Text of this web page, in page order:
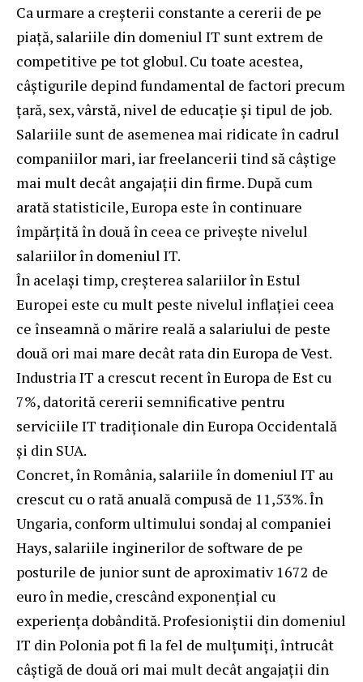
Ca urmare a creșterii constante a cererii de pe
piață, salariile din domeniul IT sunt extrem de
competitive pe tot globul. Cu toate acestea,
câștigurile depind fundamental de factori precum
țară, sex, vârstă, nivel de educație și tipul de job.
Salariile sunt de asemenea mai ridicate în cadrul
companiilor mari, iar freelancerii tind să câștige
mai mult decât angajații din firme. După cum
arată statisticile, Europa este în continuare
împărțită în două în ceea ce privește nivelul
salariilor în domeniul IT.
În același timp, creșterea salariilor în Estul
Europei este cu mult peste nivelul inflației ceea
ce înseamnă o mărire reală a salariului de peste
două ori mai mare decât rata din Europa de Vest.
Industria IT a crescut recent în Europa de Est cu
7%, datorită cererii semnificative pentru
serviciile IT tradiționale din Europa Occidentală
și din SUA.
Concret, în România, salariile în domeniul IT au
crescut cu o rată anuală compusă de 11,53%. În
Ungaria, conform ultimului sondaj al companiei
Hays, salariile inginerilor de software de pe
posturile de junior sunt de aproximativ 1672 de
euro în medie, crescând exponențial cu
experiența dobândită. Profesioniștii din domeniul
IT din Polonia pot fi la fel de mulțumiți, întrucât
câștigă de două ori mai mult decât angajații din